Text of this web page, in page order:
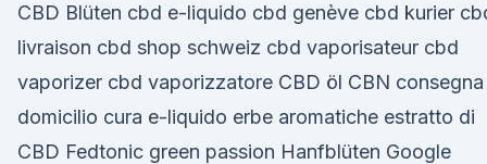
CBD Blüten cbd e-liquido cbd genève cbd kurier
livraison cbd shop schweiz cbd vaporisateur cbd
vaporizer cbd vaporizzatore CBD öl CBN consegna
domicilio cura e-liquido erbe aromatiche estratto di
CBD Fedtonic green passion Hanfblüten Google